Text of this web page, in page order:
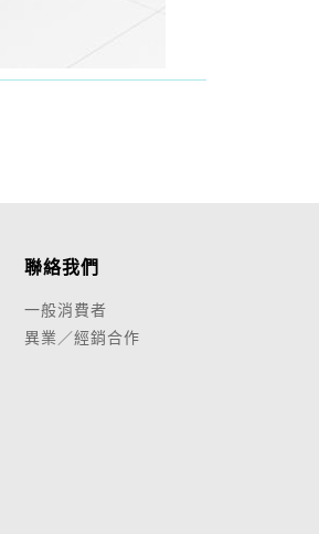
聯絡我們
一般消費者
異業／經銷合作